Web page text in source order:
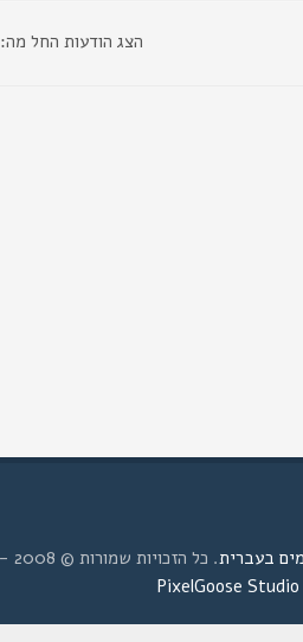
הצג הודעות החל מה:
. כל הזכויות שמורות © 2008 - phpBB.co.il.
PixelGoose Studio